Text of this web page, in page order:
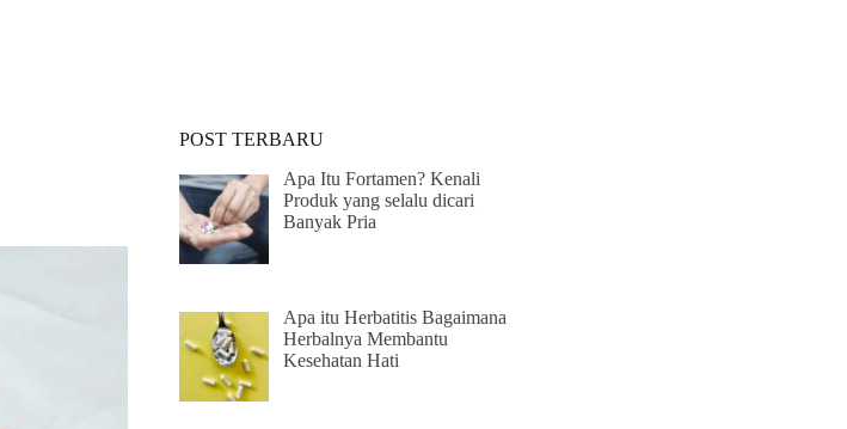
POST TERBARU
Apa Itu Fortamen? Kenali
Produk yang selalu dicari
Banyak Pria
Apa itu Herbatitis Bagaimana
Herbalnya Membantu
Kesehatan Hati